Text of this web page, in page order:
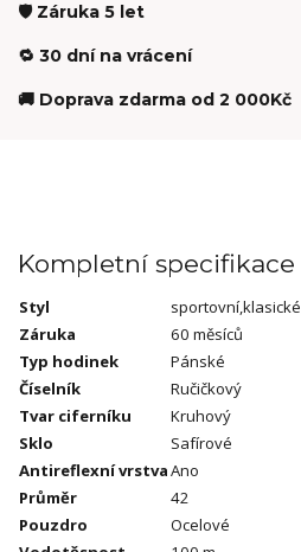
🛡️ Záruka 5 let
🔁 30 dní na vrácení
🚚 Doprava zdarma od 2 000Kč
Kompletní specifikace
Styl
sportovní,klasické
Záruka
60 měsíců
Typ hodinek
Pánské
Číselník
Ručičkový
Tvar ciferníku
Kruhový
Sklo
Safírové
Antireflexní vrstvaAno
Průměr
42
Pouzdro
Ocelové